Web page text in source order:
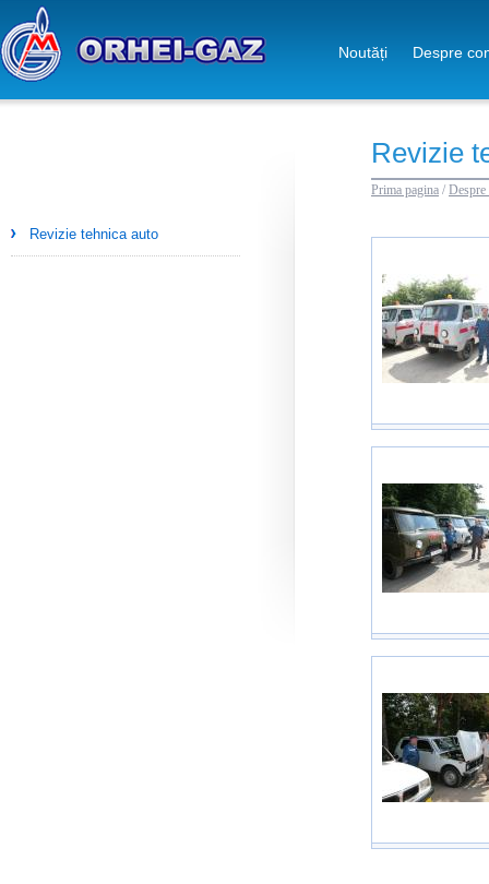
Noutăți Despre
Revizie tehnica auto
Revizie
Prima pagina / Despre